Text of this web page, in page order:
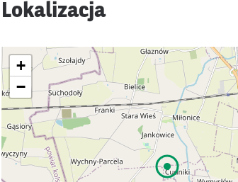
Lokalizacja
+
−